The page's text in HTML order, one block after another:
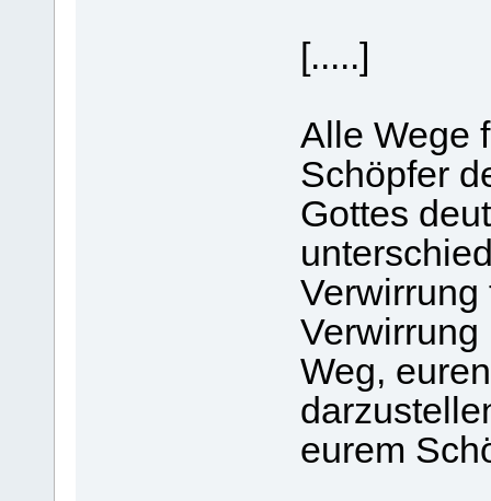
[.....]
Alle Wege
Schöpfer
Gottes
Verwirrung
Verwirrung
Weg,
eurem